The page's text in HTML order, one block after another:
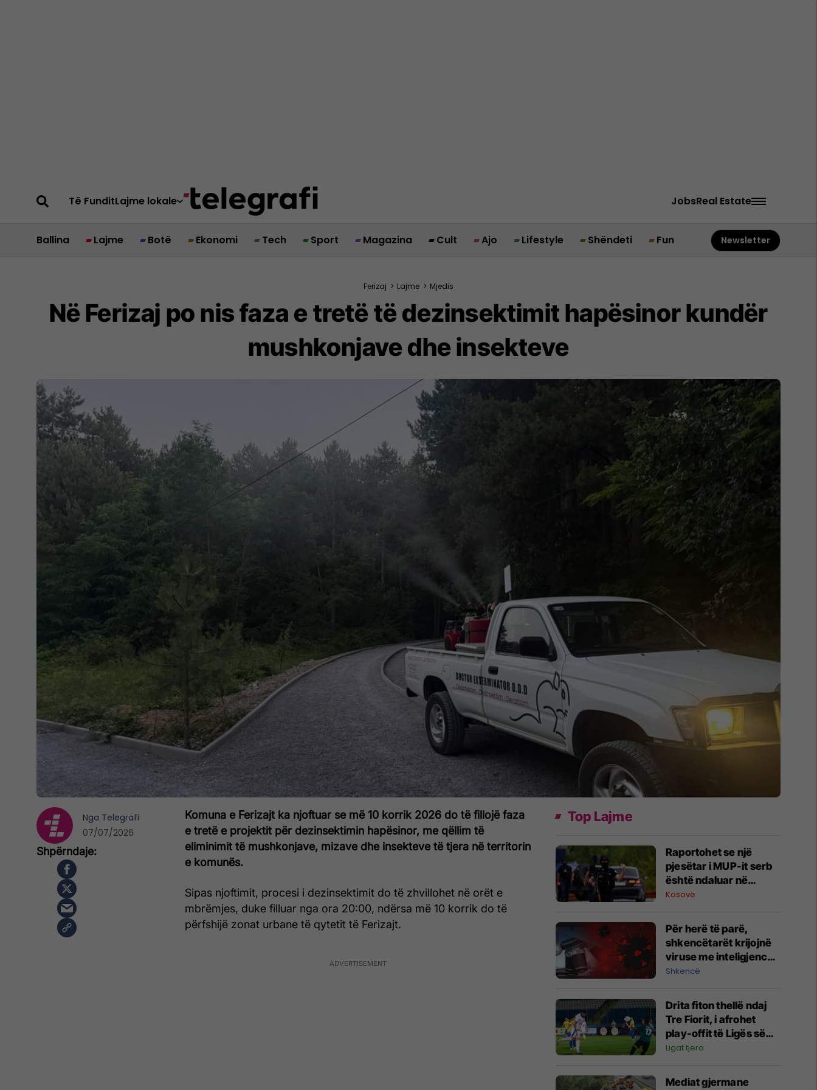
Të FunditLajme lokale JobsReal Estate
Ballina Lajme Botë Ekonomi Tech Sport Magazina Cult Ajo Lifestyle Shëndeti Fun Newsletter
Ferizaj > Lajme > Mjedis
Në Ferizaj po nis faza e tretë të dezinsektimit hapësinor kundër
mushkonjave dhe insekteve
Komuna e Ferizajt ka njoftuar se më 10 korrik 2026 do të fillojë faza
e tretë e projektit për dezinsektimin hapësinor, me qëllim të
eliminimit të mushkonjave, mizave dhe insekteve të tjera në territorin
e komunës.
Sipas njoftimit, procesi i dezinsektimit do të zhvillohet në orët e
mbrëmjes, duke filluar nga ora 20:00, ndërsa më 10 korrik do të
përfshijë zonat urbane të qytetit të Ferizajt.
Nga Telegrafi
07/07/2026
Top Lajme
Raportohet se një
pjesëtar i MUP-it serb
është ndaluar në
Jarinë
Kosovë
Për herë të parë,
shkencëtarët krijojnë
viruse me inteligjencë
artificiale
Shkencë
Drita fiton thellë ndaj
Tre Fiorit, i afrohet
play-offit të Ligës së
Konferencës
Ligat tjera
Mediat gjermane